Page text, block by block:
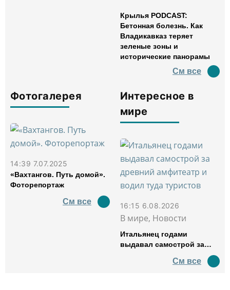
Крылья PODCAST:
Бетонная болезнь. Как
Владикавказ теряет
зеленые зоны и
исторические панорамы
См все
Фотогалерея
14:39 7.07.2025
«Вахтангов. Путь домой».
Фоторепортаж
См все
Интересное в
мире
16:15 6.08.2026
В мире, Новости
Итальянец годами
выдавал самострой за
водил туда туристов
См все